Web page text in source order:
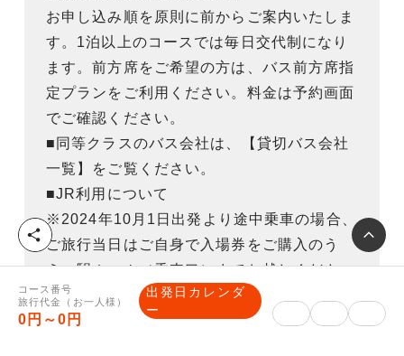
お申し込み順を原則に前からご案内いたしま
す。1泊以上のコースでは毎日交代制になり
ます。前方席をご希望の方は、バス前方席指
定プランをご利用ください。料金は予約画面
でご確認ください。
■同等クラスのバス会社は、【貸切バス会社
一覧】をご覧ください。
■JR利用について
※2024年10月1日出発より途中乗車の場合、
ご旅行当日はご自身で入場券をご購入のう
え、駅ホーム（乗車口）までお越しくださ
い。記載列車に乗車している添乗員が扉の前
でお待ちしています。入場券代はお客様負担
コース番号
旅行代金（お一人様）
0円～0円
出発日カレンダ
ー
シ
ェ
ア